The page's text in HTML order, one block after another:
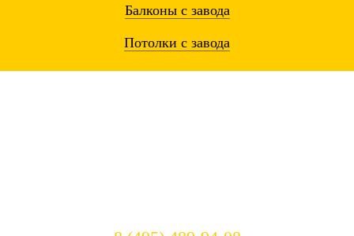
Балконы с завода
Потолки с завода